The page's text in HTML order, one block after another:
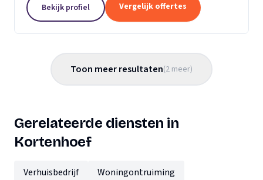
Bekijk profiel Vergelijk offertes
Toon meer resultaten(2 meer)
Gerelateerde diensten in
Kortenhoef
Verhuisbedrijf
Woningontruiming